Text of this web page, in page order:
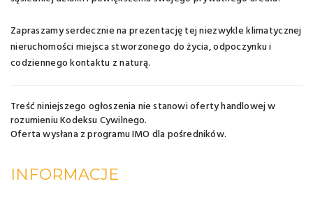
Zapraszamy serdecznie na prezentację tej niezwykle klimatycznej
nieruchomości miejsca stworzonego do życia, odpoczynku i
codziennego kontaktu z naturą.
Treść niniejszego ogłoszenia nie stanowi oferty handlowej w
rozumieniu Kodeksu Cywilnego.
Oferta wysłana zprogramu IMO dla pośredników.
INFORMACJE